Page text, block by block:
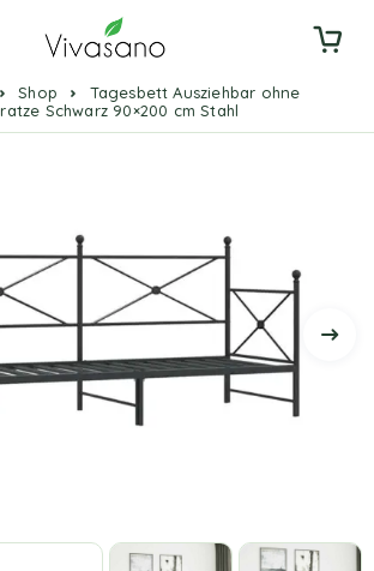
Shop
Tagesbett Ausziehbar ohne
Schwarz 90×200 cm Stahl